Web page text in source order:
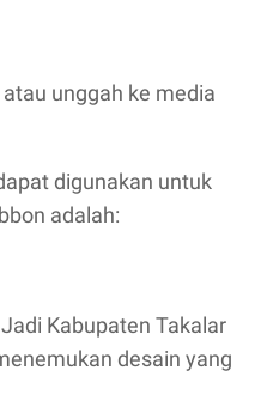
unggah ke media
digunakan untuk
adalah:
Kabupaten Takalar
desain yang